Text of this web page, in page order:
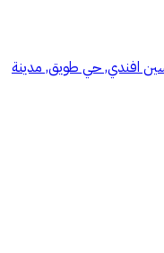
افندي, حي طويق, مدينة